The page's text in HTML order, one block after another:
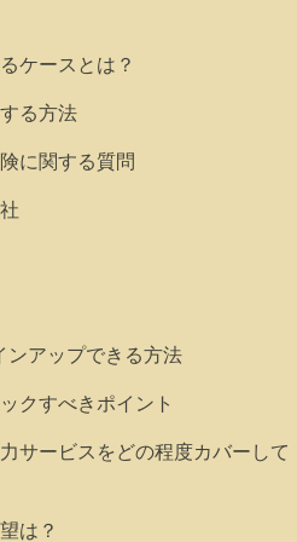
ケースとは？
る方法
に関する質問
ンアップできる方法
クすべきポイント
サービスをどの程度カバーして
は？